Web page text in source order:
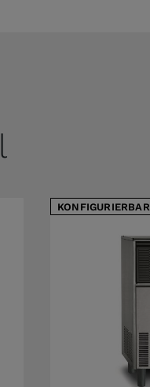
KONFIGURIERBAR